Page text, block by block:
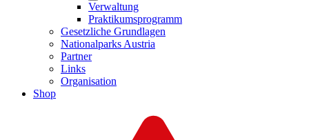
Verwaltung
Praktikumsprogramm
Gesetzliche Grundlagen
Nationalparks Austria
Partner
Links
Organisation
Shop